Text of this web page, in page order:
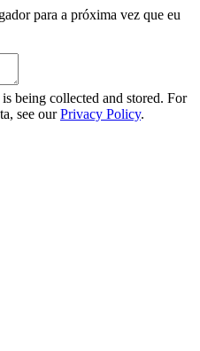
para a próxima vez que eu
being collected and stored. For
see ourPrivacy Policy.